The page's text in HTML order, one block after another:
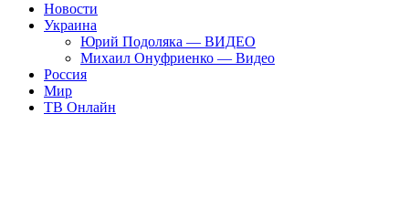
Новости
Украина
Юрий Подоляка — ВИДЕО
Михаил Онуфриенко — Видео
Россия
Мир
ТВ Онлайн